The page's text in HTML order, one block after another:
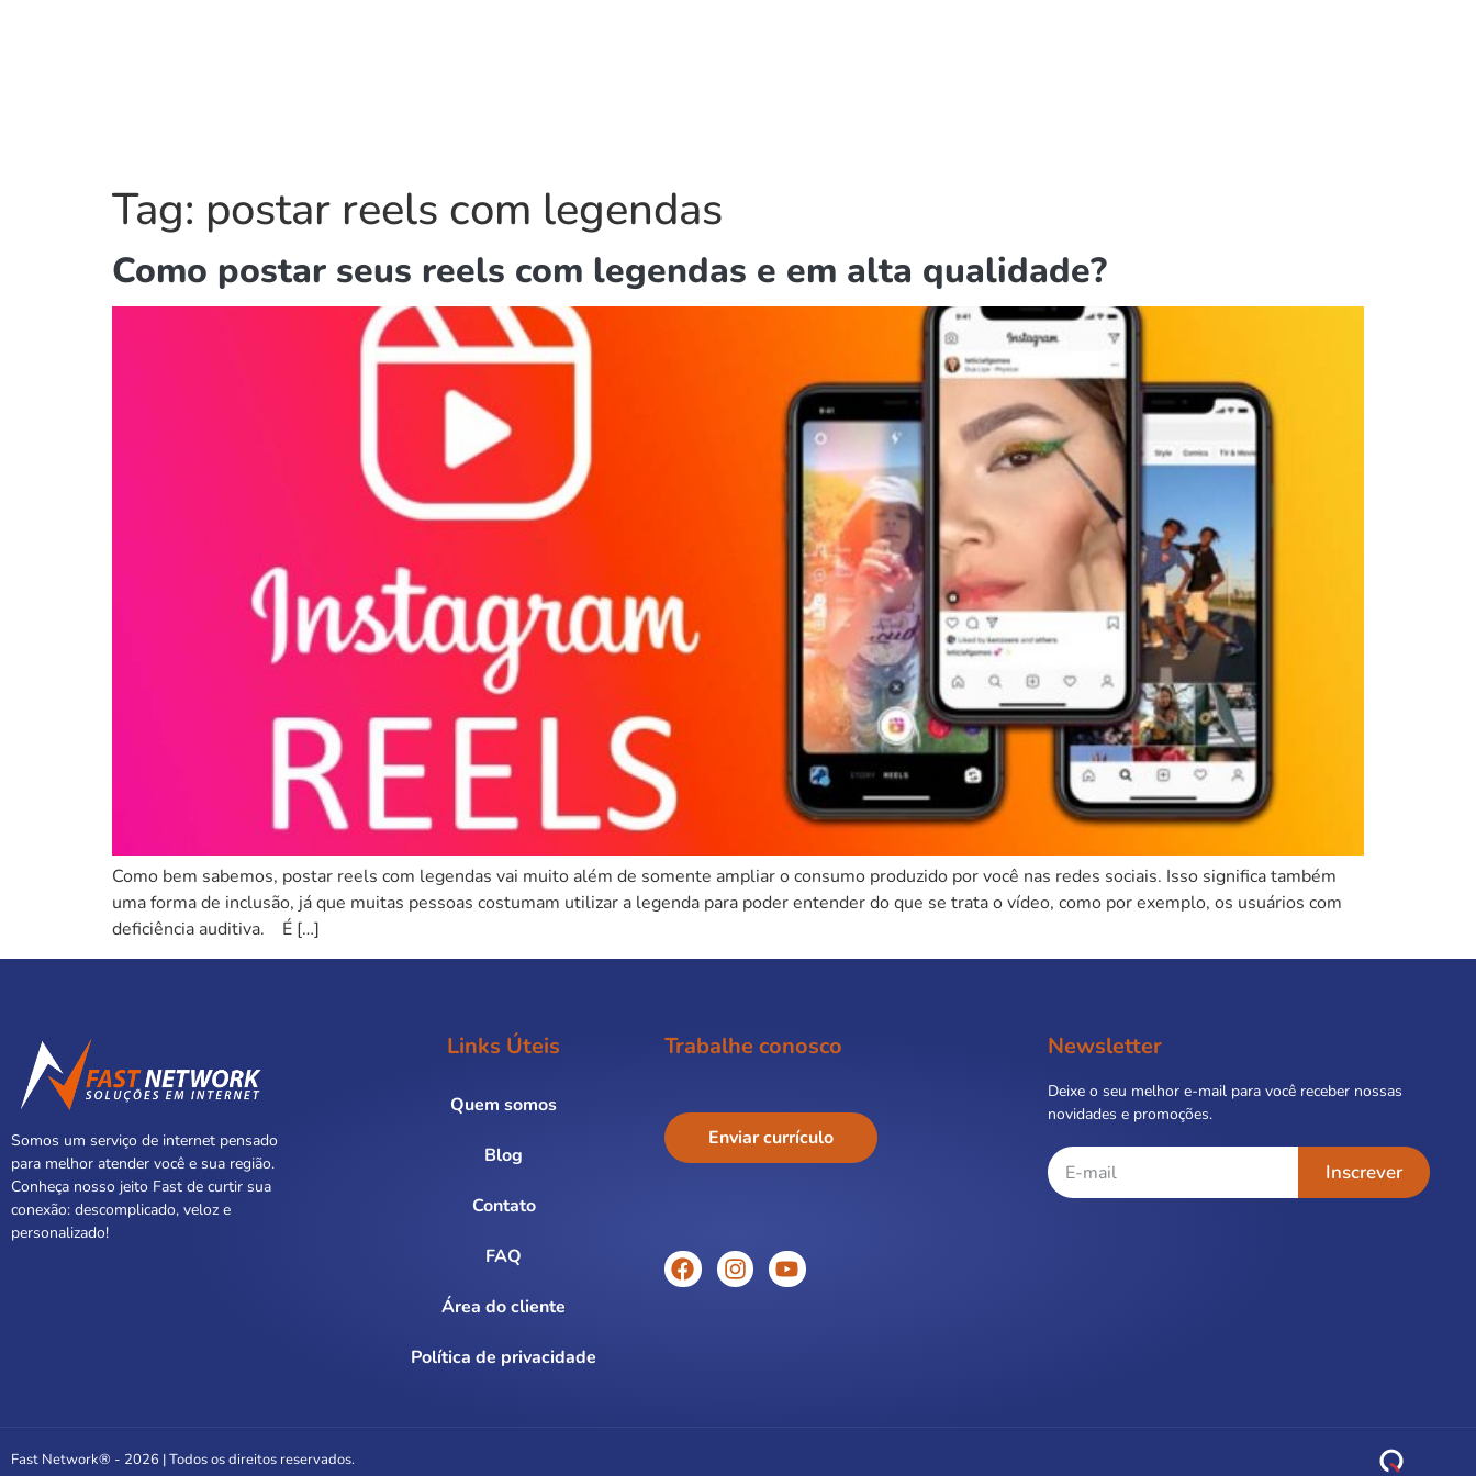
Tag: postar reels com legendas
Como postar seus reels com legendas e em alta qualidade?
Como bem sabemos, postar reels com legendas vai muito além de somente ampliar o consumo produzido por você nas redes sociais. Isso significa também
uma forma de inclusão, já que muitas pessoas costumam utilizar a legenda para poder entender do que se trata o vídeo, como por exemplo, os usuários com
deficiência auditiva. É […]
Somos um serviço de internet pensado
para melhor atender você e sua região.
Conheça nosso jeito Fast de curtir sua
conexão: descomplicado, veloz e
personalizado!
Links Úteis
Quem somos
Blog
Contato
FAQ
Área do cliente
Política de privacidade
Trabalhe conosco
Enviar currículo
Newsletter
Deixe o seu melhor e-mail para você receber nossas
novidades e promoções.
Inscrever
Fast Network® - 2026 | Todos os direitos reservados.